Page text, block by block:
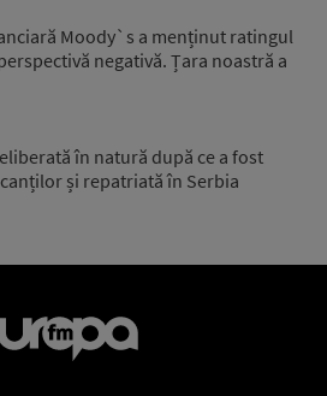
Moody`s a menținut ratingul
negativă. Țara noastră a
în natură după ce a fost
și repatriată în Serbia